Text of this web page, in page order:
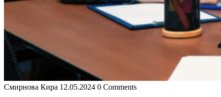
Смирнова Кира 12.05.2024 0 Comments